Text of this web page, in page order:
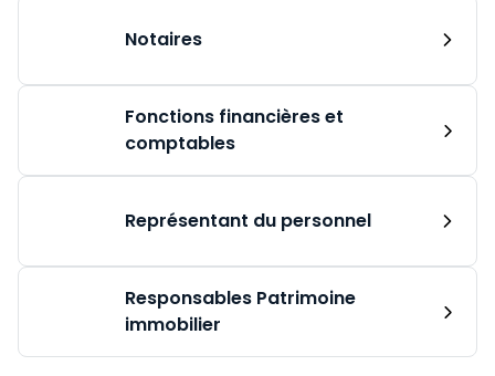
Notaires
Fonctions financières et
comptables
Représentant du personnel
Responsables Patrimoine
immobilier